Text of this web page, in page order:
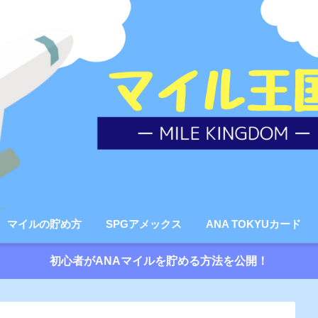
マイルの貯め方 SPGアメックス ANA TOKYUカード
初心者がANAマイルを貯める方法を公開！